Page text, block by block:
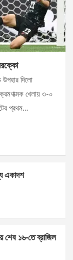
উপহার দিলো
খেলায় ৩-০
প্রথম…
একাদশ
শেষ ১৬-তে ব্রাজিল